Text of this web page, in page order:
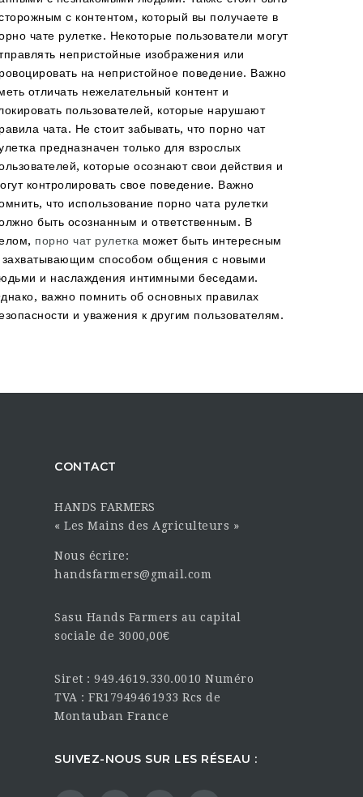
с контентом, который вы получаете в
чате рулетке. Некоторые пользователи могут
непристойные изображения или
на непристойное поведение. Важно
отличать нежелательный контент и
пользователей, которые нарушают
чата. Не стоит забывать, что порно чат
предназначен только для взрослых
которые осознают свои действия и
контролировать свое поведение. Важно
что использование порно чата рулетки
быть осознанным и ответственным. В
порно чат рулетка может быть интересным
захватывающим способом общения с новыми
и наслаждения интимными беседами.
важно помнить об основных правилах
и уважения к другим пользователям.
CONTACT
HANDS FARMERS
« Les Mains des Agriculteurs »
Nous écrire:
handsfarmers@gmail.com
Sasu Hands Farmers au capital
sociale de 3000,00€
Siret : 949.4619.330.0010 Numéro
TVA : FR17949461933 Rcs de
Montauban France
SUIVEZ-NOUS SUR LES RÉSEAU :